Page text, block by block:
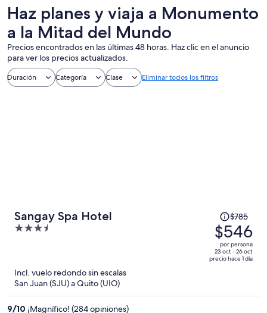
Haz planes y viaja a Monumento
a la Mitad del Mundo
Precios encontrados en las últimas 48 horas. Haz clic en el anuncio
para ver los precios actualizados.
Duración Categoría Clase Eliminar todos los filtros
Sangay Spa Hotel
3.5
5
El
precio
era
de
$785
$785
$546
por persona
23 oct - 26 oct
precio hace 1 día
Incl. vuelo redondo sin escalas
San Juan (SJU) a Quito (UIO)
9/10 ¡Magnífico! (284 opiniones)